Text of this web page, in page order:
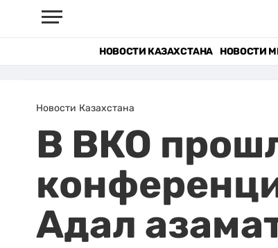
НОВОСТИ КАЗАХСТАНА НОВОСТИ
Новости Казахстана
В ВКО
Адал